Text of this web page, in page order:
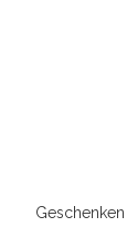
Geschenken